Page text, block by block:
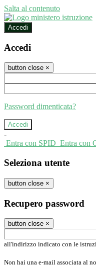
Salta al contenuto
Accedi
Accedi
button close ×
Password dimenticata?
-
Entra con SPID Entra con
Seleziona utente
button close ×
Recupero password
button close ×
all'indirizzo indicato con le
Non hai una e-mail associata al